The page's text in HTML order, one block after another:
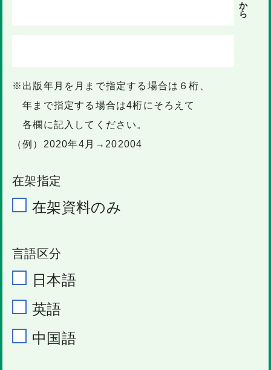
か
ら
※出版年月を月まで指定する場合は６桁、
年まで指定する場合は4桁にそろえて
各欄に記入してください。
（例）2020年4月→202004
在架指定
在架資料のみ
言語区分
日本語
英語
中国語